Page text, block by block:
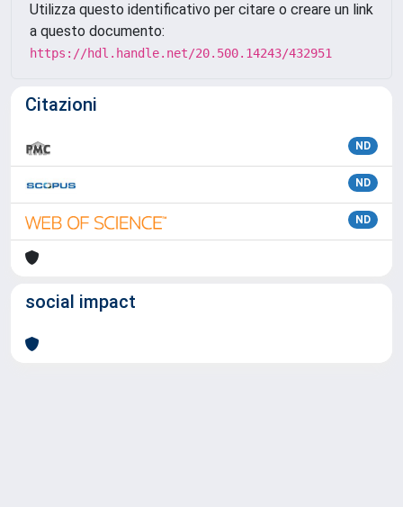
Utilizza questo identificativo per citare o creare un link
a questo documento:
https://hdl.handle.net/20.500.14243/432951
Citazioni
ND
ND
ND
social impact